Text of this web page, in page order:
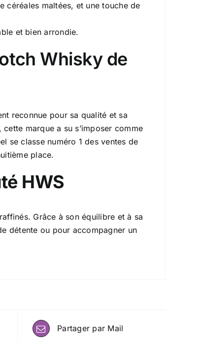
céréales maltées, et une touche de
et bien arrondie.
Whisky de
reconnue pour sa qualité et sa
marque a su s’imposer comme
se classe numéro 1 des ventes de
place.
HWS
Grâce à son équilibre et à sa
détente ou pour accompagner un
Partager par Mail